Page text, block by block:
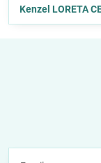
Kenzel LORETA